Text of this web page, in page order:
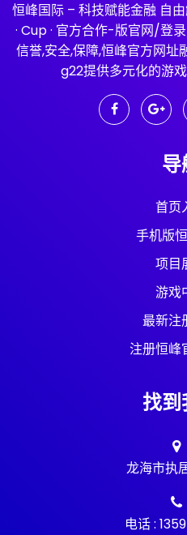
恒峰国际 – 科技赋能金融 自
· Cup · 官方合作-版官网/登
信誉,安全,保障,恒峰官方网
g22提供多元化的游
导
首页
手机版
项目
游戏
最新注
注册恒峰
找到
龙海市执
电话 :